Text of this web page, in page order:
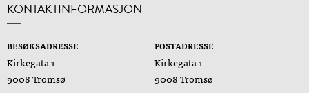
KONTAKTINFORMASJON
BESØKSADRESSE
Kirkegata 1
9008 Tromsø
POSTADRESSE
Kirkegata 1
9008 Tromsø